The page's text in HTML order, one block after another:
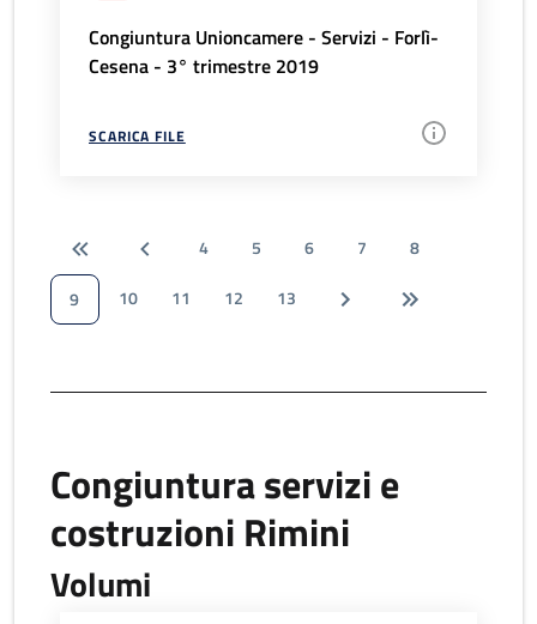
Congiuntura Unioncamere - Servizi - Forlì-
Cesena - 3° trimestre 2019
SCARICA FILE
4 5 6 7
8
9
10 11 12 13
Congiuntura servizi e
costruzioni Rimini
Volumi